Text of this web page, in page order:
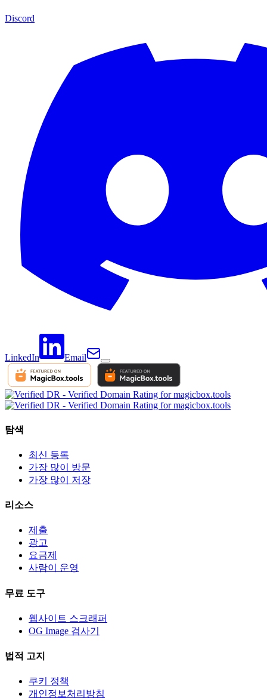
Discord
LinkedIn Email
탐색
최신 등록
가장 많이 방문
가장 많이 저장
리소스
제출
광고
요금제
사람이 운영
무료 도구
웹사이트 스크래퍼
OG Image 검사기
법적 고지
쿠키 정책
개인정보처리방침